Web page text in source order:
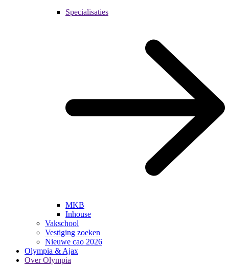
Specialisaties
MKB
Inhouse
Vakschool
Vestiging zoeken
Nieuwe cao 2026
Olympia & Ajax
Over Olympia